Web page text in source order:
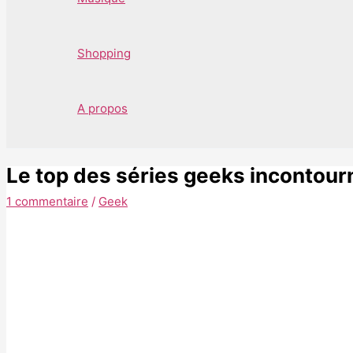
Shopping
A propos
Le top des séries geeks
1 commentaire / Geek